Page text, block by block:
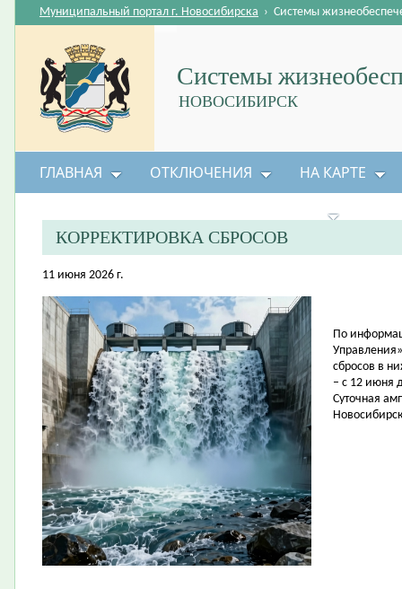
Системы
НОВОСИБИРСК
Муниципальный портал г. Новосибирска › Системы
ГЛАВНАЯ ОТКЛЮЧЕНИЯ НА КАРТЕ
КОРРЕКТИРОВКА СБРОСОВ
11 июня 2026 г.
По
сбросов в
– с 12 июня
Суточная